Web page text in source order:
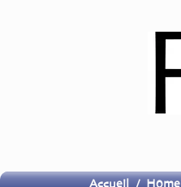
Accueil / Home